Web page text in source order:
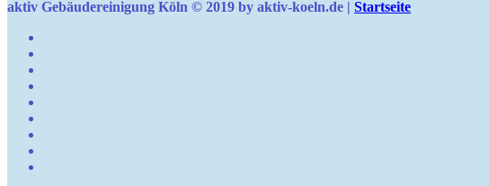
aktiv Gebäudereinigung Köln © 2019 by aktiv-koeln.de | Startseite